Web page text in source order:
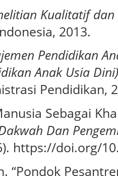
Kualitatif dan
2013.
Pendidikan
Anak Usia Dini)
Pendidikan,
Sebagai
Dan
https://doi.org/
“Pondok